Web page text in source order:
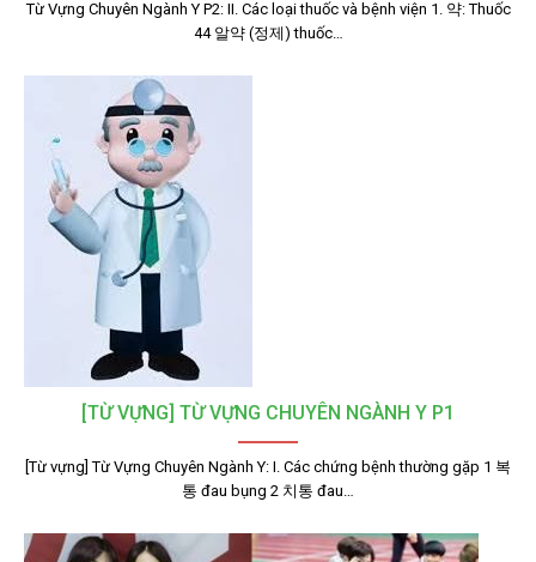
Từ Vựng Chuyên Ngành Y P2: II. Các loại thuốc và bệnh viện 1. 약: Thuốc
44 알약 (정제) thuốc…
[TỪ VỰNG] TỪ VỰNG CHUYÊN NGÀNH Y P1
[Từ vựng] Từ Vựng Chuyên Ngành Y: I. Các chứng bệnh thường gặp 1 복
통 đau bụng 2 치통 đau…